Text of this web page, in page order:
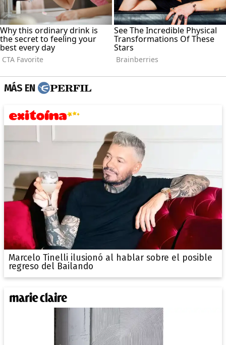
MÁS EN
Marcelo Tinelli ilusionó al hablar sobre el posible
regreso del Bailando